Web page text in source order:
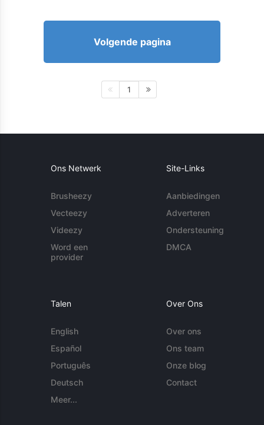
Volgende pagina
1
Ons Netwerk
Brusheezy
Vecteezy
Videezy
Word een
provider
Site-Links
Aanbiedingen
Adverteren
Ondersteuning
DMCA
Talen
English
Español
Português
Deutsch
Meer...
Over Ons
Over ons
Ons team
Onze blog
Contact